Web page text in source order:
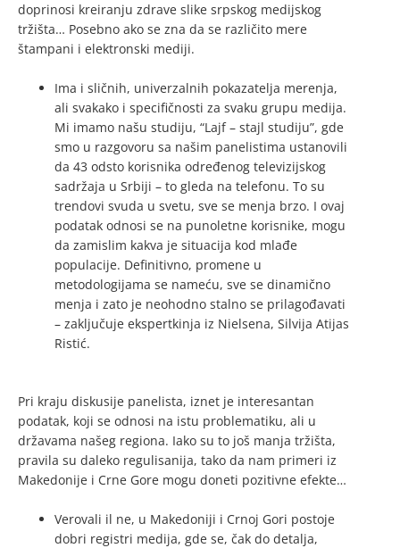
doprinosi kreiranju zdrave slike srpskog medijskog
tržišta… Posebno ako se zna da se različito mere
štampani i elektronski mediji.
Ima i sličnih, univerzalnih pokazatelja merenja,
ali svakako i specifičnosti za svaku grupu medija.
Mi imamo našu studiju, “Lajf – stajl studiju”, gde
smo u razgovoru sa našim panelistima ustanovili
da 43 odsto korisnika određenog televizijskog
sadržaja u Srbiji – to gleda na telefonu. To su
trendovi svuda u svetu, sve se menja brzo. I ovaj
podatak odnosi se na punoletne korisnike, mogu
da zamislim kakva je situacija kod mlađe
populacije. Definitivno, promene u
metodologijama se nameću, sve se dinamično
menja i zato je neohodno stalno se prilagođavati
– zaključuje ekspertkinja iz Nielsena, Silvija Atijas
Ristić.
Pri kraju diskusije panelista, iznet je interesantan
podatak, koji se odnosi na istu problematiku, ali u
državama našeg regiona. Iako su to još manja tržišta,
pravila su daleko regulisanija, tako da nam primeri iz
Makedonije i Crne Gore mogu doneti pozitivne efekte…
Verovali il ne, u Makedoniji i Crnoj Gori postoje
dobri registri medija, gde se, čak do detalja,